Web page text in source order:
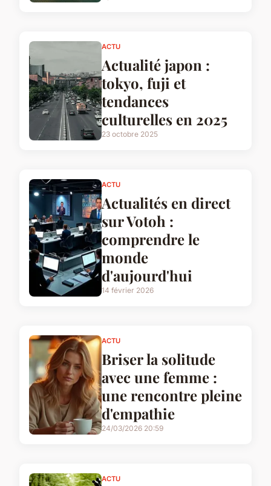
ACTU
Actualité japon :
tokyo, fuji et
tendances
culturelles en 2025
23 octobre 2025
ACTU
Actualités en direct
sur Votoh :
comprendre le
monde
d'aujourd'hui
14 février 2026
ACTU
Briser la solitude
avec une femme :
une rencontre pleine
d'empathie
24/03/2026 20:59
ACTU